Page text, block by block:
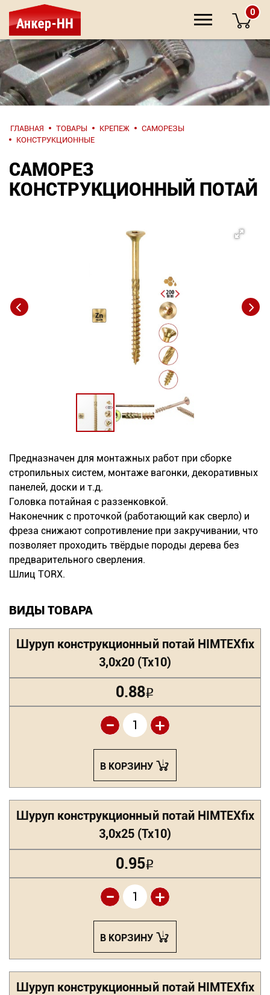
НАПИШИТЕ
НАМ
О компании
Крепеж
Документация
(831)
282-
01-
01
0
ГЛАВНАЯ ТОВАРЫ КРЕПЕЖ
САМОРЕЗЫ
КОНСТРУКЦИОННЫЕ
САМОРЕЗ
КОНСТРУКЦИОННЫЙ ПОТАЙ
Предназначен для монтажных работ при сборке
стропильных систем, монтаже вагонки, декоративных
панелей, доски и т.д.
Головка потайная с раззенковкой.
Наконечник с проточкой (работающий как сверло) и
фреза снижают сопротивление при закручивании, что
позволяет проходить твёрдые породы дерева без
предварительного сверления.
Шлиц ТОRХ.
ВИДЫ ТОВАРА
Шуруп конструкционный потай HIMTEXfix
3,0х20 (Tx10)
0.88Р
+
-
В КОРЗИНУ
Шуруп конструкционный потай HIMTEXfix
3,0х25 (Tx10)
0.95Р
+
-
В КОРЗИНУ
Шуруп конструкционный потай HIMTEXfix